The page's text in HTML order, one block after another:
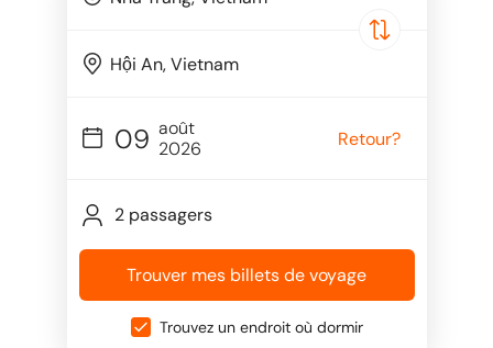
09 août
2026
Retour?
2 passagers
Trouver mes billets de voyage
Trouvez un endroit où dormir